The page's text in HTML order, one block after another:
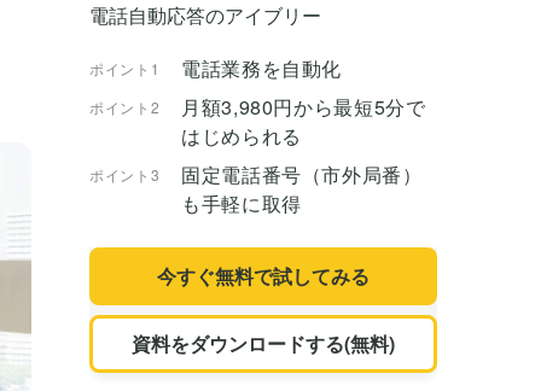
電話自動応答のアイブリー
ポイント1 電話業務を自動化
ポイント2
月額3,980円から最短5分で
はじめられる
ポイント3
固定電話番号（市外局番）
も手軽に取得
今すぐ無料で試してみる
資料をダウンロードする(無料)